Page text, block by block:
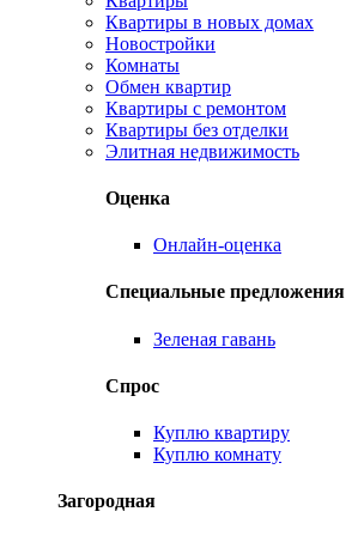
Квартиры в новых домах
Новостройки
Комнаты
Обмен квартир
Квартиры с ремонтом
Квартиры без отделки
Элитная недвижимость
Оценка
Онлайн-оценка
Специальные предложения
Зеленая гавань
Спрос
Куплю квартиру
Куплю комнату
Загородная